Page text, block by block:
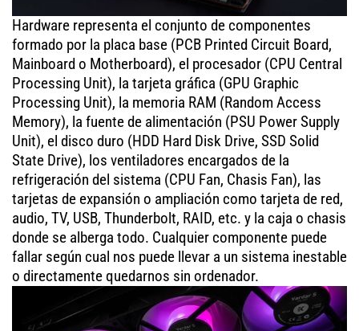
Hardware representa el conjunto de componentes
formado por la placa base (PCB Printed Circuit Board,
Mainboard o Motherboard), el procesador (CPU Central
Processing Unit), la tarjeta gráfica (GPU Graphic
Processing Unit), la memoria RAM (Random Access
Memory), la fuente de alimentación (PSU Power Supply
Unit), el disco duro (HDD Hard Disk Drive, SSD Solid
State Drive), los ventiladores encargados de la
refrigeración del sistema (CPU Fan, Chasis Fan), las
tarjetas de expansión o ampliación como tarjeta de red,
audio, TV, USB, Thunderbolt, RAID, etc. y la caja o chasis
donde se alberga todo. Cualquier componente puede
fallar según cual nos puede llevar a un sistema inestable
o directamente quedarnos sin ordenador.